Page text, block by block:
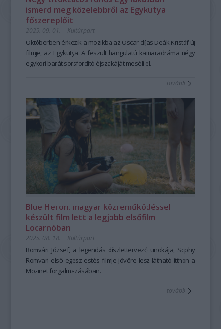
ismerd meg közelebbről az Egykutya
főszereplőit
2025. 09. 01. | Kultúrpart
Októberben érkezik a mozikba az Oscar-díjas Deák Kristóf új
filmje, az Egykutya. A feszült hangulatú kamaradráma négy
egykori barát sorsfordító éjszakáját meséli el.
tovább
Blue Heron: magyar közreműködéssel
készült film lett a legjobb elsőfilm
Locarnóban
2025. 08. 18. | Kultúrpart
Romvári József, a legendás díszlettervező unokája, Sophy
Romvari első egész estés filmje jövőre lesz látható itthon a
Mozinet forgalmazásában.
tovább